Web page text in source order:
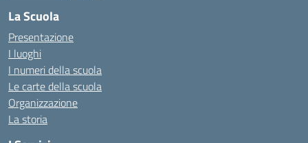
La Scuola
Presentazione
I luoghi
I numeri della scuola
Le carte della scuola
Organizzazione
La storia